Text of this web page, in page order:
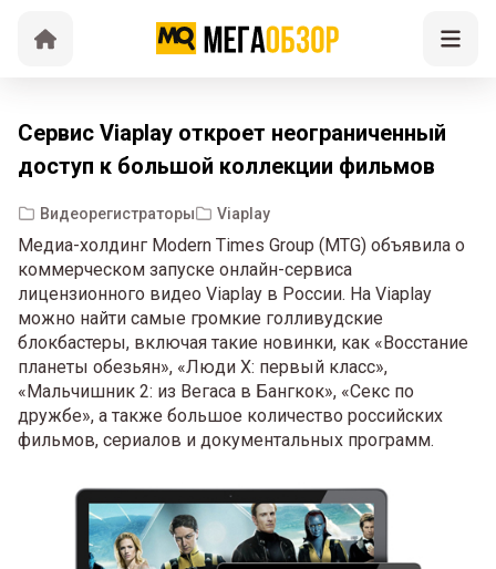
Сервис Viaplay откроет неограниченный
доступ к большой коллекции фильмов
Видеорегистраторы Viaplay
Медиа-холдинг Modern Times Group (MTG) объявила о
коммерческом запуске онлайн-сервиса
лицензионного видео Viaplay в России. На Viaplay
можно найти самые громкие голливудские
блокбастеры, включая такие новинки, как «Восстание
планеты обезьян», «Люди X: первый класс»,
«Мальчишник 2: из Вегаса в Бангкок», «Секс по
дружбе», а также большое количество российских
фильмов, сериалов и документальных программ.